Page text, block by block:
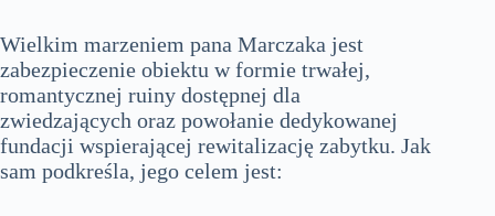
Wielkim marzeniem pana Marczaka jest
zabezpieczenie obiektu w formie trwałej,
romantycznej ruiny dostępnej dla
zwiedzających oraz powołanie dedykowanej
fundacji wspierającej rewitalizację zabytku. Jak
sam podkreśla, jego celem jest: